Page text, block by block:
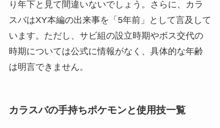
り年下と見て間違いないでしょう。さらに、カラ
スバはXY本編の出来事を「5年前」として言及して
います。ただし、サビ組の設立時期やボス交代の
時期については公式に情報がなく、具体的な年齢
は明言できません。
カラスバの手持ちポケモンと使用技一覧